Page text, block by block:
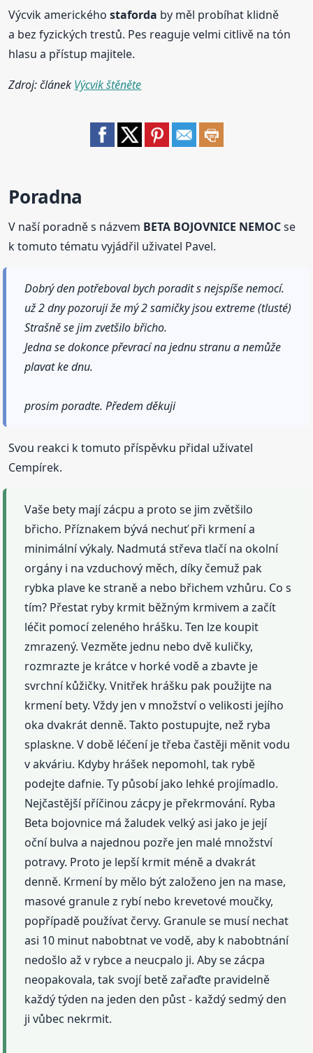
Výcvik americkéhostaforda by měl probíhat klidně
a bez fyzických trestů. Pes reaguje velmi citlivě na tón
hlasu a přístup majitele.
Zdroj: článek Výcvik štěněte
Poradna
V naší poradně s názvem BETA BOJOVNICE NEMOCse
k tomuto tématu vyjádřil uživatel Pavel.
Dobrý den potřeboval bych poradit s nejspíše nemocí.
už 2 dny pozoruji že mý 2 samičky jsou extreme (tlusté)
Strašně se jim zvetšilo břicho.
Jedna se dokonce převrací na jednu stranu a nemůže
plavat ke dnu.
prosim poradte. Předem děkuji
Svou reakci k tomuto příspěvku přidal uživatel
Cempírek.
Vaše bety mají zácpu a proto se jim zvětšilo
břicho. Příznakem bývá nechuť při krmení a
minimální výkaly. Nadmutá střeva tlačí na okolní
orgány i na vzduchový měch, díky čemuž pak
rybka plave ke straně a nebo břichem vzhůru. Co s
tím? Přestat ryby krmit běžným krmivem a začít
léčit pomocí zeleného hrášku. Ten lze koupit
zmrazený. Vezměte jednu nebo dvě kuličky,
rozmrazte je krátce v horké vodě a zbavte je
svrchní kůžičky. Vnitřek hrášku pak použijte na
krmení bety. Vždy jen v množství o velikosti jejího
oka dvakrát denně. Takto postupujte, než ryba
splaskne. V době léčení je třeba častěji měnit vodu
v akváriu. Kdyby hrášek nepomohl, tak rybě
podejte dafnie. Ty působí jako lehké projímadlo.
Nejčastější příčinou zácpy je překrmování. Ryba
Beta bojovnice má žaludek velký asi jako je její
oční bulva a najednou pozře jen malé množství
potravy. Proto je lepší krmit méně a dvakrát
denně. Krmení by mělo být založeno jen na mase,
masové granule z rybí nebo krevetové moučky,
popřípadě používat červy. Granule se musí nechat
asi 10 minut nabobtnat ve vodě, aby k nabobtnání
nedošlo až v rybce a neucpalo ji. Aby se zácpa
neopakovala, tak svojí betě zařaďte pravidelně
každý týden na jeden den půst - každý sedmý den
ji vůbec nekrmit.